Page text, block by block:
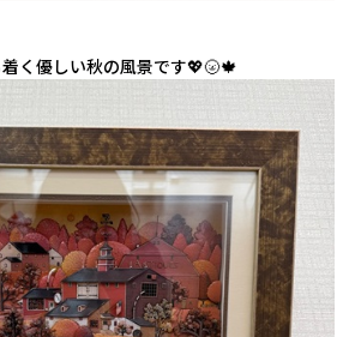
く優しい秋の風景です💖🌝🍁